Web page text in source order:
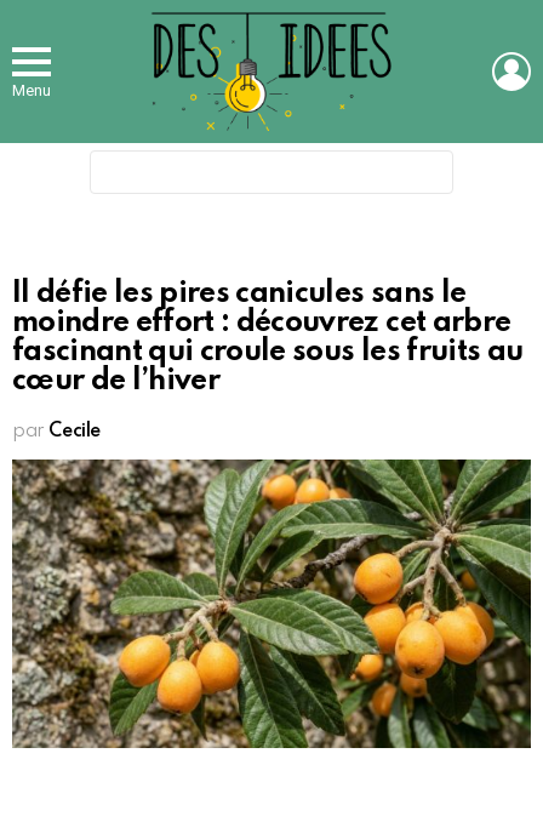
Menu
Il défie les pires canicules sans le
moindre effort : découvrez cet arbre
fascinant qui croule sous les fruits au
cœur de l’hiver
par Cecile